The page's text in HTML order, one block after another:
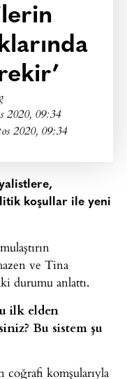
2020, 09:34
2020, 09:34
koşullar ile yeni
ve Tina
durumu anlattı.
ilk elden
Bu sistem şu
coğrafi komşularıyla